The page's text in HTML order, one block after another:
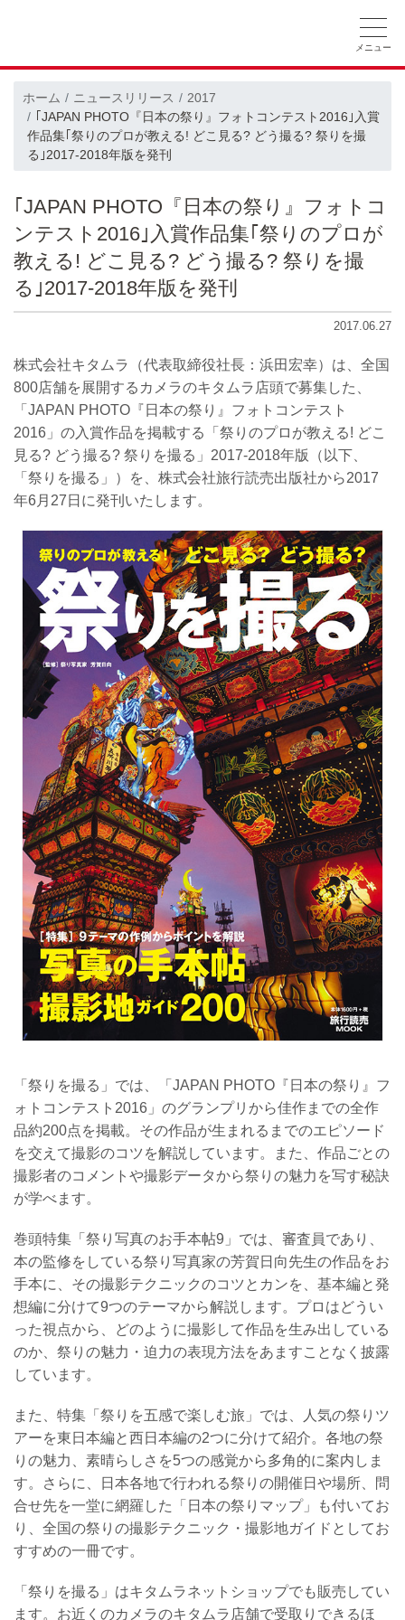
採用情報 CSRの取り組み
ホーム ニュースリリース
2017
｢JAPAN PHOTO『日本の祭り』フォトコンテスト2016｣入賞
作品集｢祭りのプロが教える! どこ見る? どう撮る? 祭りを撮
る｣2017-2018年版を発刊
｢JAPAN PHOTO『日本の祭り』フォトコ
ンテスト2016｣入賞作品集｢祭りのプロが
教える! どこ見る? どう撮る? 祭りを撮
る｣2017-2018年版を発刊
2017.06.27
株式会社キタムラ（代表取締役社長：浜田宏幸）は、全国
800店舗を展開するカメラのキタムラ店頭で募集した、
「JAPAN PHOTO『日本の祭り』フォトコンテスト
2016」の入賞作品を掲載する「祭りのプロが教える! どこ
見る? どう撮る? 祭りを撮る」2017-2018年版（以下、
「祭りを撮る」）を、株式会社旅行読売出版社から2017
年6月27日に発刊いたします。
「祭りを撮る」では、「JAPAN PHOTO『日本の祭り』フ
ォトコンテスト2016」のグランプリから佳作までの全作
品約200点を掲載。その作品が生まれるまでのエピソード
を交えて撮影のコツを解説しています。また、作品ごとの
撮影者のコメントや撮影データから祭りの魅力を写す秘訣
が学べます。
巻頭特集「祭り写真のお手本帖9」では、審査員であり、
本の監修をしている祭り写真家の芳賀日向先生の作品をお
手本に、その撮影テクニックのコツとカンを、基本編と発
想編に分けて9つのテーマから解説します。プロはどうい
った視点から、どのように撮影して作品を生み出している
のか、祭りの魅力・迫力の表現方法をあますことなく披露
しています。
また、特集「祭りを五感で楽しむ旅」では、人気の祭りツ
アーを東日本編と西日本編の2つに分けて紹介。各地の祭
りの魅力、素晴らしさを5つの感覚から多角的に案内しま
す。さらに、日本各地で行われる祭りの開催日や場所、問
合せ先を一堂に網羅した「日本の祭りマップ」も付いてお
り、全国の祭りの撮影テクニック・撮影地ガイドとしてお
すすめの一冊です。
「祭りを撮る」はキタムラネットショップでも販売してい
ます。お近くのカメラのキタムラ店舗で受取りできるほ